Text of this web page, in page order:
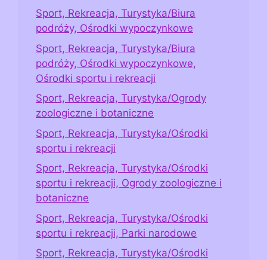
Sport, Rekreacja, Turystyka/Biura
podróży, Ośrodki wypoczynkowe
Sport, Rekreacja, Turystyka/Biura
podróży, Ośrodki wypoczynkowe,
Ośrodki sportu i rekreacji
Sport, Rekreacja, Turystyka/Ogrody
zoologiczne i botaniczne
Sport, Rekreacja, Turystyka/Ośrodki
sportu i rekreacji
Sport, Rekreacja, Turystyka/Ośrodki
sportu i rekreacji, Ogrody zoologiczne i
botaniczne
Sport, Rekreacja, Turystyka/Ośrodki
sportu i rekreacji, Parki narodowe
Sport, Rekreacja, Turystyka/Ośrodki